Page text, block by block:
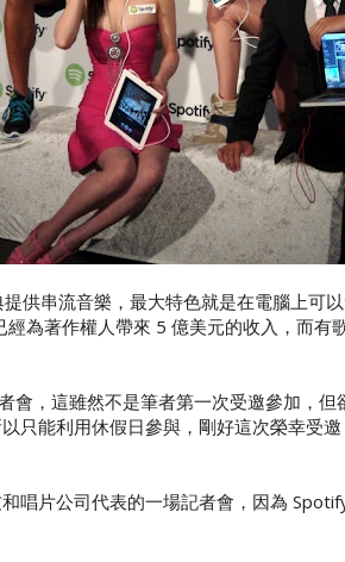
供串流音樂，最大特色就是在電腦上可
為著作權人帶來 5 億美元的收入，而有
會，這雖然不是筆者第一次受邀參加，
只能利用休假日參與，剛好這次榮幸受
唱片公司代表的一場記者會，因為